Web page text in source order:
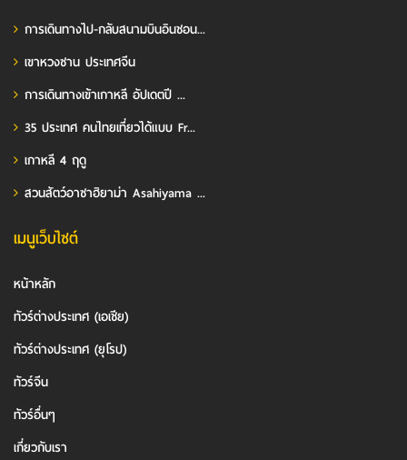
การเดินทางไป-กลับสนามบินอินชอน...
เขาหวงซาน ประเทศจีน
การเดินทางเข้าเกาหลี อัปเดตปี ...
35 ประเทศ คนไทยเที่ยวได้แบบ Fr...
เกาหลี 4 ฤดู
สวนสัตว์อาซาฮิยาม่า Asahiyama ...
เมนูเว็บไซต์
หน้าหลัก
ทัวร์ต่างประเทศ (เอเชีย)
ทัวร์ต่างประเทศ (ยุโรป)
ทัวร์จีน
ทัวร์อื่นๆ
เกี่ยวกับเรา